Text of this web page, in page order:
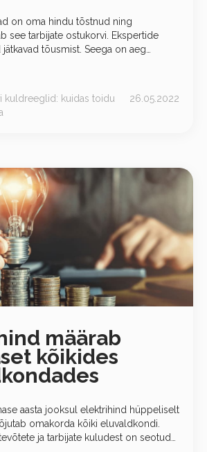
on oma hindu tõstnud ning
see tarbijate ostukorvi. Ekspertide
tõusmist. Seega on aeg
kuldreeglid: kuidas toidu
26.05.2022
määrab
kõikides
aasta jooksul elektrihind hüppeliselt
omakorda kõiki eluvaldkondi.
ja tarbijate kuludest on seotud